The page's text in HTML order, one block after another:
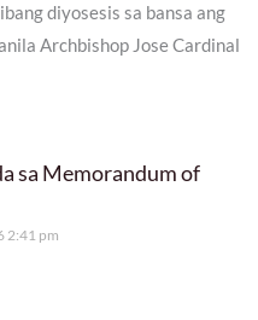
diyosesis sa bansa ang
Archbishop Jose Cardinal
sa Memorandum of
2:41 pm